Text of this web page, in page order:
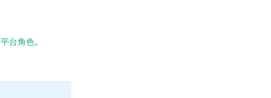
平台角色。